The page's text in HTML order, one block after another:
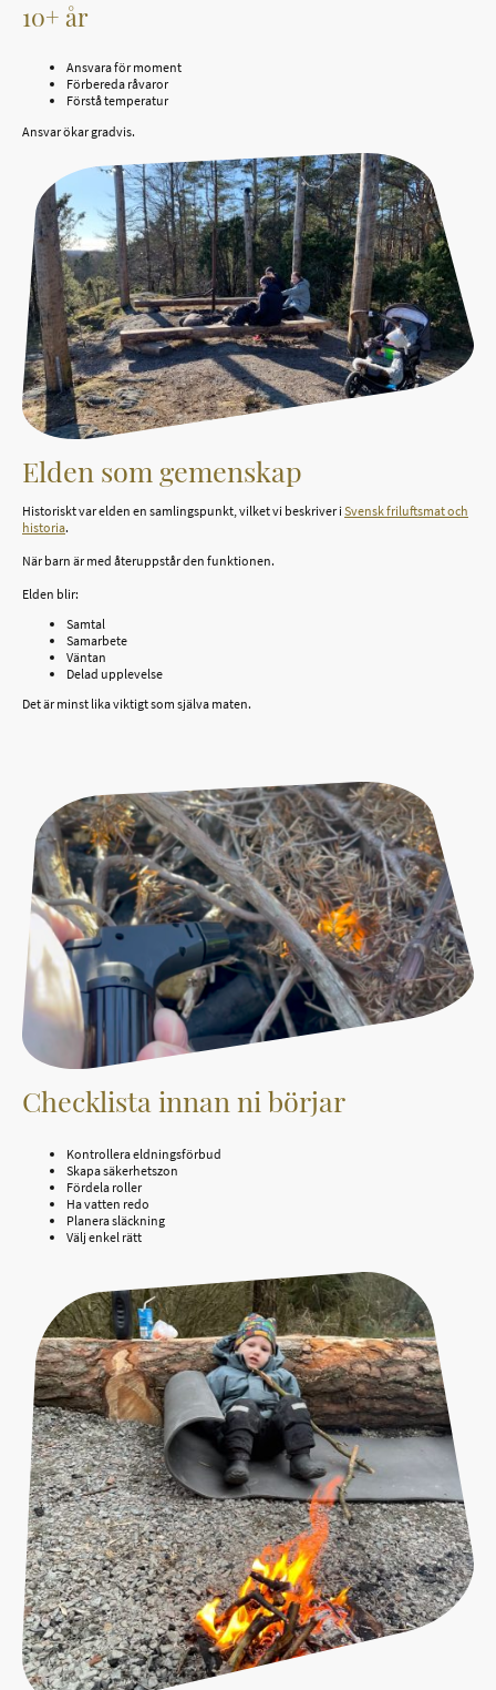
10+ år
Ansvara för moment
Förbereda råvaror
Förstå temperatur
Ansvar ökar gradvis.
Elden som gemenskap
Historiskt var elden en samlingspunkt, vilket vi beskriver i Svensk friluftsmat och
historia.
När barn är med återuppstår den funktionen.
Elden blir:
Samtal
Samarbete
Väntan
Delad upplevelse
Det är minst lika viktigt som själva maten.
Checklista innan ni börjar
Kontrollera eldningsförbud
Skapa säkerhetszon
Fördela roller
Ha vatten redo
Planera släckning
Välj enkel rätt